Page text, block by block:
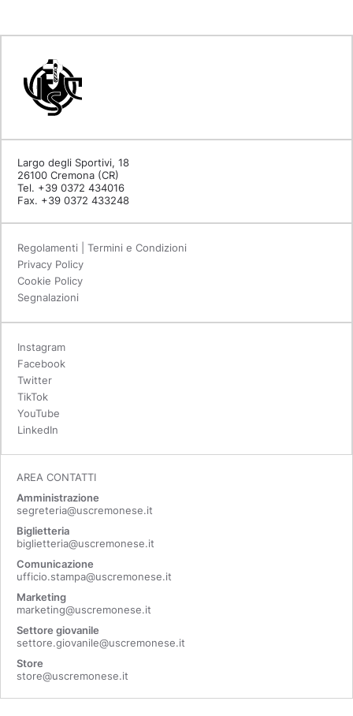
Largo degli Sportivi, 18
26100 Cremona (CR)
Tel. +39 0372 434016
Fax. +39 0372 433248
Regolamenti | Termini e Condizioni
Privacy Policy
Cookie Policy
Segnalazioni
Instagram
Facebook
Twitter
TikTok
YouTube
LinkedIn
AREA CONTATTI
Amministrazione
segreteria@uscremonese.it
Biglietteria
biglietteria@uscremonese.it
Comunicazione
ufficio.stampa@uscremonese.it
Marketing
marketing@uscremonese.it
Settore giovanile
settore.giovanile@uscremonese.it
Store
store@uscremonese.it